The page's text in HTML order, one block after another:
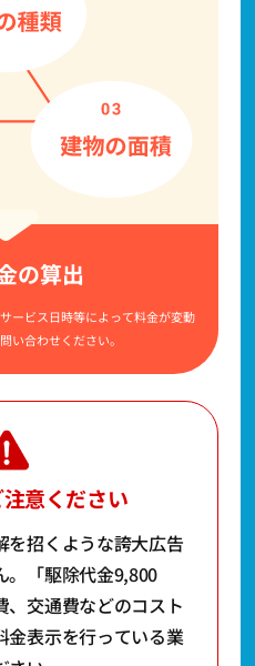
の算出
ービス日時等によって料金が変動
い合わせください。
意ください
を招くような誇大広告
「駆除代金9,800
、交通費などのコスト
金表示を行っている業